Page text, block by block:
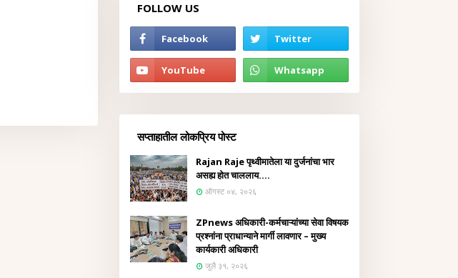
FOLLOW US
सप्ताहातील लोकप्रिय पोस्ट
Rajan Raje पृथ्वीमातेला या दुर्जनांचा भार
असह्य होत चाललाय....
ऑगस्ट ०४, २०२६
ZPnews अधिकारी-कर्मचाऱ्यांच्या सेवा विषयक
प्रश्नांना प्राधान्याने मार्गी लावणार – मुख्य
कार्यकारी अधिकारी
जुलै ३१, २०२६